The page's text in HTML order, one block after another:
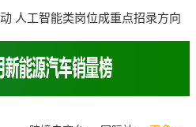
人工智能类岗位成重点招录方向